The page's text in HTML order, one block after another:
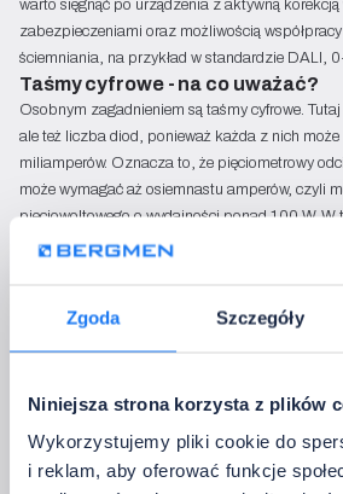
Zgoda Szczegóły
Niniejsza strona korzysta z plików
Wykorzystujemy pliki cookie do
i reklam, aby oferować funkcje
zabezpieczeniami oraz możliwością
ściemniania, na przykład w standardzie DALI,
Taśmy cyfrowe - na co uważać?
Osobnym zagadnieniem są taśmy cyfrowe.
ale też liczba diod, ponieważ każda z nich
miliamperów. Oznacza to, że pięciometrowy
może wymagać aż osiemnastu amperów, czyli
pięciowoltowego o wydajności ponad 100 W.
nie wolno polegać na zasilaniu tylko z jednego
dodatkowe punkty zasilania, kondensatory
Szybka checklista dla instalatora
Dla ułatwienia przygotowaliśmy krótką listę
Jego moc powinna być większa od
20–30%.